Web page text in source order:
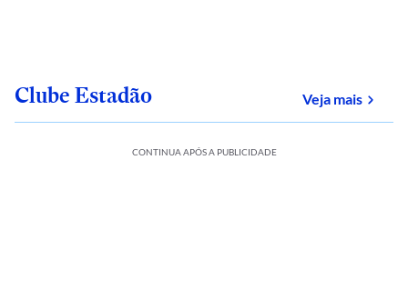
Clube Estadão Veja maissobre
CONTINUA APÓS A PUBLICIDADE